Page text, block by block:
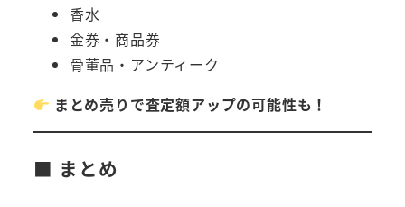
香水
金券・商品券
骨董品・アンティーク
まとめ売りで査定額アップの可能性も！
■ まとめ